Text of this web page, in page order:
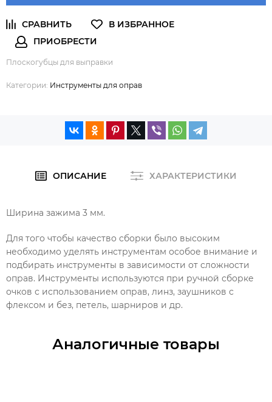
Плоскогубцы для выправки
Категории: Инструменты для оправ
ОПИСАНИЕ ХАРАКТЕРИСТИКИ
Ширина зажима 3 мм.
Для того чтобы качество сборки было высоким
необходимо уделять инструментам особое внимание и
подбирать инструменты в зависимости от сложности
оправ. Инструменты используются при ручной сборке
очков с использованием оправ, линз, заушников с
флексом и без, петель, шарниров и др.
Аналогичные товары